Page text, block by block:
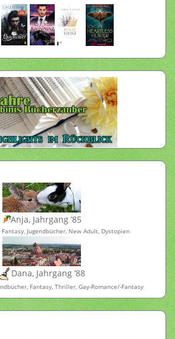
Anja, Jahrgang ’85
Jugendbücher, New Adult, Dystopien
Dana, Jahrgang ’88
Fantasy, Thriller, Gay-Romance/-Fantasy